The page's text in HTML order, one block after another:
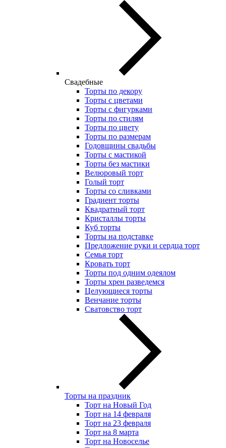
Свадебные
Торты по декору
Торты с цветами
Торты с фигурками
Торты по стилям
Торты по цвету
Торты по размерам
Годовщины свадьбы
Торты с мастикой
Торты без мастики
Велюровый торт
Голый торт
Торты со сливками
Градиент торты
Квадратный торт
Кристаллы торты
Куб торты
Торты на подставке
Предложение руки и сердца торт
Семья торт
Кровать торт
Торты под одним одеялом
Торты хрен разведемся
Целующиеся торты
Венчание торты
Сватовство торт
Торты на праздник
Торт на Новый Год
Торт на 14 февраля
Торт на 23 февраля
Торт на 8 марта
Торт на Новоселье